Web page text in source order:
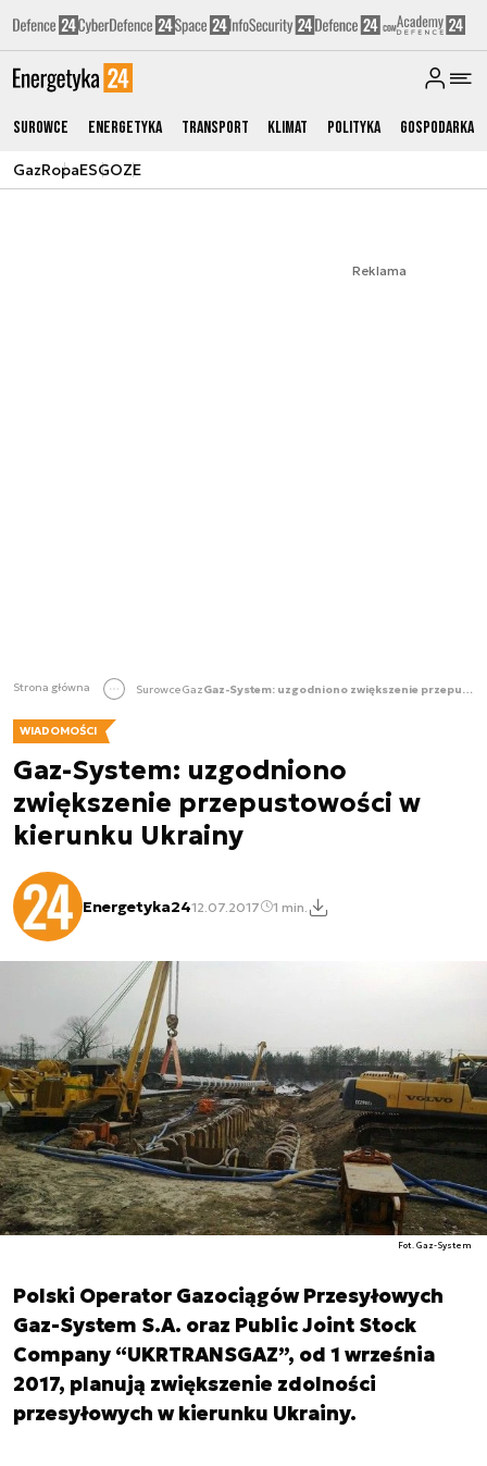
Surowce Energetyka Transport Klimat Polityka Gospodarka
GazRopaESGOZE
Reklama
Strona główna SurowceGaz Gaz-System: uzgodniono zwiększenie przepustowości w kierunku Ukrainy
WIADOMOŚCI
Gaz-System: uzgodniono
zwiększenie przepustowości w
kierunku Ukrainy
Energetyka2412.07.2017 1 min.
Fot. Gaz-System
Polski Operator Gazociągów Przesyłowych
Gaz-System S.A. oraz Public Joint Stock
Company “UKRTRANSGAZ”, od 1 września
2017, planują zwiększenie zdolności
przesyłowych w kierunku Ukrainy.